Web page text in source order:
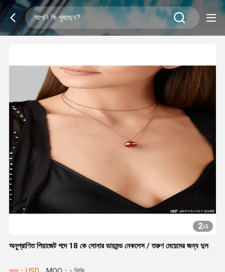
2/4
অনুপ্রাণিত পিয়াজেট পদে 18 কে সোনার ডায়মন্ড নেকলেস / তরুণ মেয়েদের জন্য দুল